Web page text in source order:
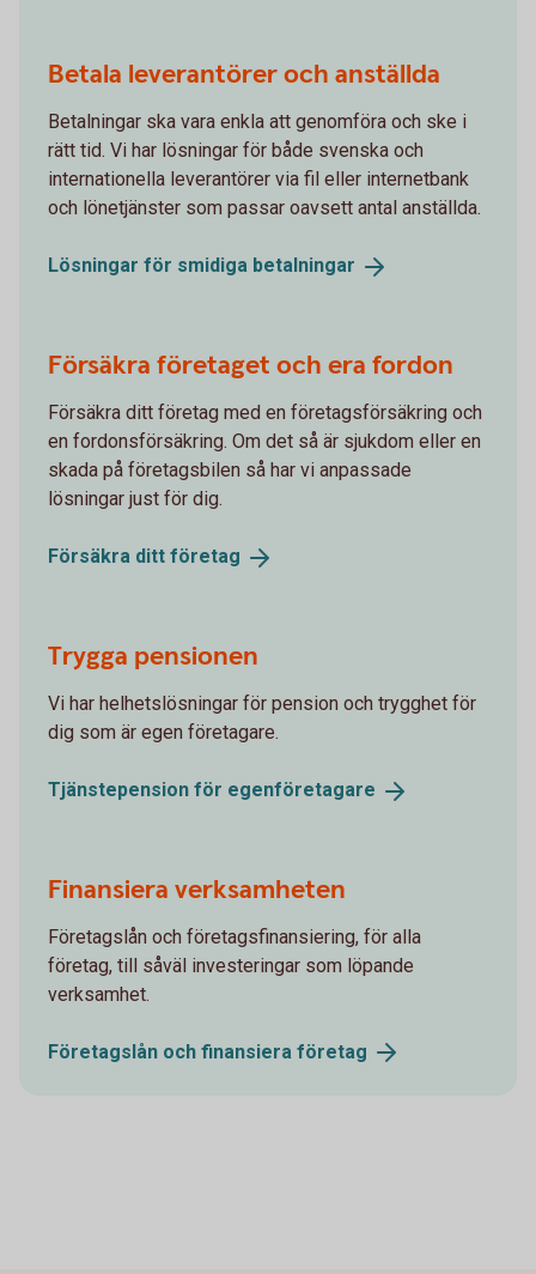
Betala leverantörer och anställda
Betalningar ska vara enkla att genomföra och ske i
rätt tid. Vi har lösningar för både svenska och
internationella leverantörer via fil eller internetbank
och lönetjänster som passar oavsett antal anställda.
Lösningar för smidiga betalningar
Försäkra företaget och era fordon
Försäkra ditt företag med en företagsförsäkring och
en fordonsförsäkring. Om det så är sjukdom eller en
skada på företagsbilen så har vi anpassade
lösningar just för dig.
Försäkra ditt företag
Trygga pensionen
Vi har helhetslösningar för pension och trygghet för
dig som är egen företagare.
Tjänstepension för egenföretagare
Finansiera verksamheten
Företagslån och företagsfinansiering, för alla
företag, till såväl investeringar som löpande
verksamhet.
Företagslån och finansiera företag